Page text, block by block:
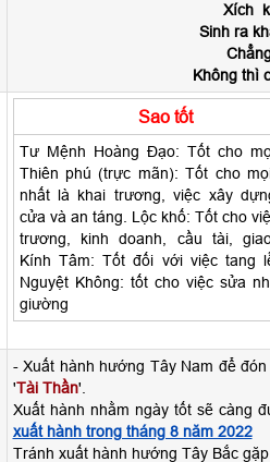
Xích
Sinh ra
Không thì
Sao tốt
Tư Mệnh Hoàng Đạo: Tốt cho
Thiên phú (trực mãn): Tốt cho
nhất là khai trương, việc xây
cửa và an táng. Lộc khố: Tốt cho
trương, kinh doanh, cầu tài,
Kính Tâm: Tốt đối với việc tang
Nguyệt Không: tốt cho việc sửa
giường
- Xuất hành hướng Tây Nam để đón
'Tài Thần'.
Xuất hành nhằm ngày tốt sẽ càng
xuất hành trong tháng 8 năm 2022
Tránh xuất hành hướng Tây Bắc